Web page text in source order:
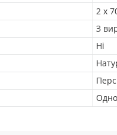
2 х
З
Ні